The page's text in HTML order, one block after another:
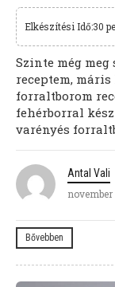
Elkészítési Idő:30
Szinte még
receptem,
forraltborom
fehérborral
varényés
Antal Vali
november
Bővebben